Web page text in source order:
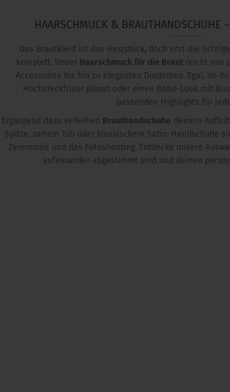
HAARSCHMUCK & BRAUTHANDSCHUHE
Das Brautkleid ist das Herzstück, doch erst die
komplett. Unser Haarschmuck für die Braut reicht von
Accessoires bis hin zu eleganten Diademen. Egal, ob
Hochsteckfrisur planst oder einen Boho-Look mit
passenden Highlights für
Ergänzend dazu verleihen Brauthandschuhe deinem
Spitze, zartem Tüll oder klassischem Satin: Handschuhe
Zeremonie und das Fotoshooting. Entdecke unsere
aufeinander abgestimmt sind und deinen